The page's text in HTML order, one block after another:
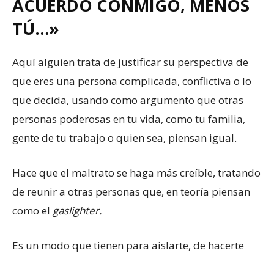
ACUERDO CONMIGO, MENOS
TÚ…»
Aquí alguien trata de justificar su perspectiva de
que eres una persona complicada, conflictiva o lo
que decida, usando como argumento que otras
personas poderosas en tu vida, como tu familia,
gente de tu trabajo o quien sea, piensan igual.
Hace que el maltrato se haga más creíble, tratando
de reunir a otras personas que, en teoría piensan
como el gaslighter.
Es un modo que tienen para aislarte, de hacerte